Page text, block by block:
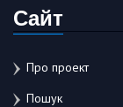
Сайт
Про проект
Пошук